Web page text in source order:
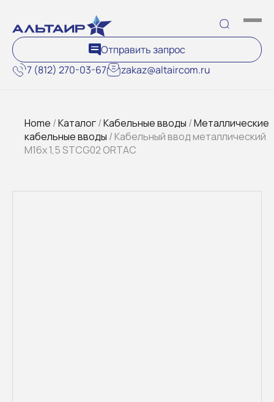
7 (812) 270-03-67 zakaz@altaircom.ru
Отправить запрос
Home /Каталог/Кабельные вводы /Металлические
кабельные вводы / Кабельный ввод металлический
M16x 1,5 STCG02 ORTAC